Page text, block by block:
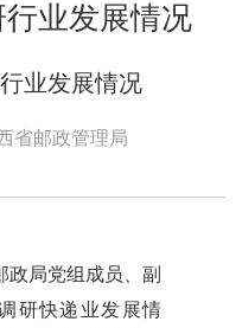
业发展情况
业发展情况
省邮政管理局
政局党组成员、副
研快递业发展情